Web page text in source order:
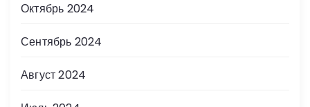
Октябрь 2024
Сентябрь 2024
Август 2024